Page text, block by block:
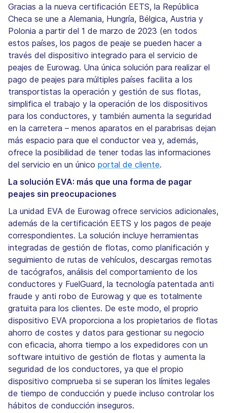
Gracias a la nueva certificación EETS, la República
Checa se une a Alemania, Hungría, Bélgica, Austria y
Polonia a partir del 1 de marzo de 2023 (en todos
estos países, los pagos de peaje se pueden hacer a
través del dispositivo integrado para el servicio de
peajes de Eurowag. Una única solución para realizar el
pago de peajes para múltiples países facilita a los
transportistas la operación y gestión de sus flotas,
simplifica el trabajo y la operación de los dispositivos
para los conductores, y también aumenta la seguridad
en la carretera – menos aparatos en el parabrisas dejan
más espacio para que el conductor vea y, además,
ofrece la posibilidad de tener todas las informaciones
del servicio en un único portal de cliente.
La solución EVA: más que una forma de pagar
peajes sin preocupaciones
La unidad EVA de Eurowag ofrece servicios adicionales,
además de la certificación EETS y los pagos de peaje
correspondientes. La solución incluye herramientas
integradas de gestión de flotas, como planificación y
seguimiento de rutas de vehículos, descargas remotas
de tacógrafos, análisis del comportamiento de los
conductores y FuelGuard, la tecnología patentada anti
fraude y anti robo de Eurowag y que es totalmente
gratuita para los clientes. De este modo, el proprio
dispositivo EVA proporciona a los propietarios de flotas
ahorro de costes y datos para gestionar su negocio
con eficacia, ahorra tiempo a los expedidores con un
software intuitivo de gestión de flotas y aumenta la
seguridad de los conductores, ya que el propio
dispositivo comprueba si se superan los límites legales
de tiempo de conducción y puede incluso controlar los
hábitos de conducción inseguros.